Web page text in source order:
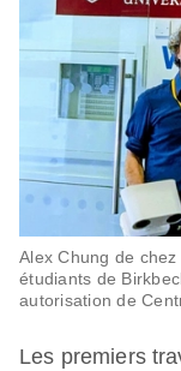
Alex Chung de
étudiants de
autorisation de
Les premiers